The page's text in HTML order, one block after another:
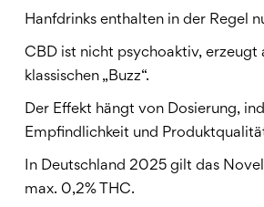
Hanfdrinks enthalten in der Regel
CBD ist nicht psychoaktiv, erzeugt
klassischen „Buzz“.
Der Effekt hängt von Dosierung,
Empfindlichkeit und
In Deutschland 2025 gilt das
max. 0,2% THC.